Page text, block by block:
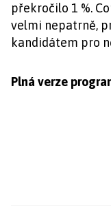
překročilo 1 %.
velmi nepatrně,
kandidátem pro
Plná verze